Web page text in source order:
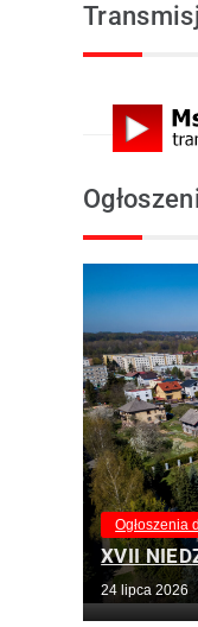
Ogłoszenia
XVII
24 lipca 2026